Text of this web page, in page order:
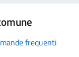
frequenti